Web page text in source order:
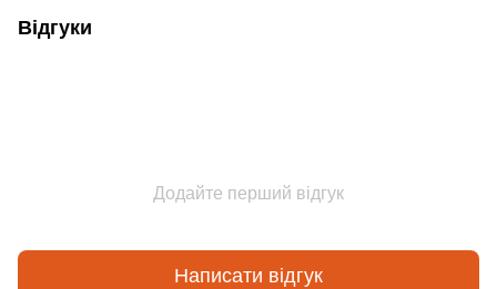
Відгуки
Додайте перший відгук
Написати відгук